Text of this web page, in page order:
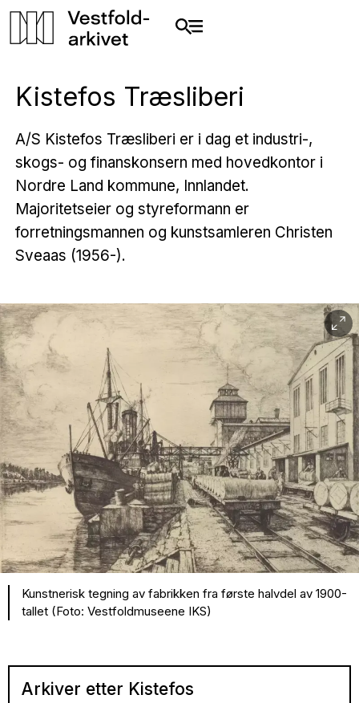
Kistefos Træsliberi
A/S Kistefos Træsliberi er i dag et industri-,
skogs- og finanskonsern med hovedkontor i
Nordre Land kommune, Innlandet.
Majoritetseier og styreformann er
forretningsmannen og kunstsamleren Christen
Sveaas (1956-).
Kunstnerisk tegning av fabrikken fra første halvdel av 1900-
tallet (Foto: Vestfoldmuseene IKS)
Arkiver etter Kistefos